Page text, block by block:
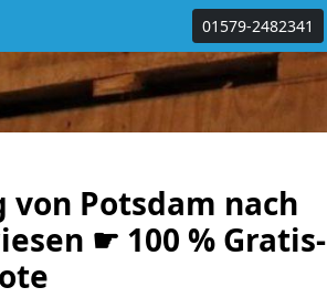
01579-2482341
von Potsdam nach
☛ 100 % Gratis-